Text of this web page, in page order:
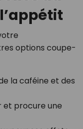
options coupe-
la caféine et des
procure une